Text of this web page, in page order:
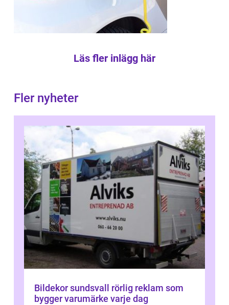
Läs fler inlägg här
Fler nyheter
Bildekor sundsvall rörlig reklam som
bygger varumärke varje dag